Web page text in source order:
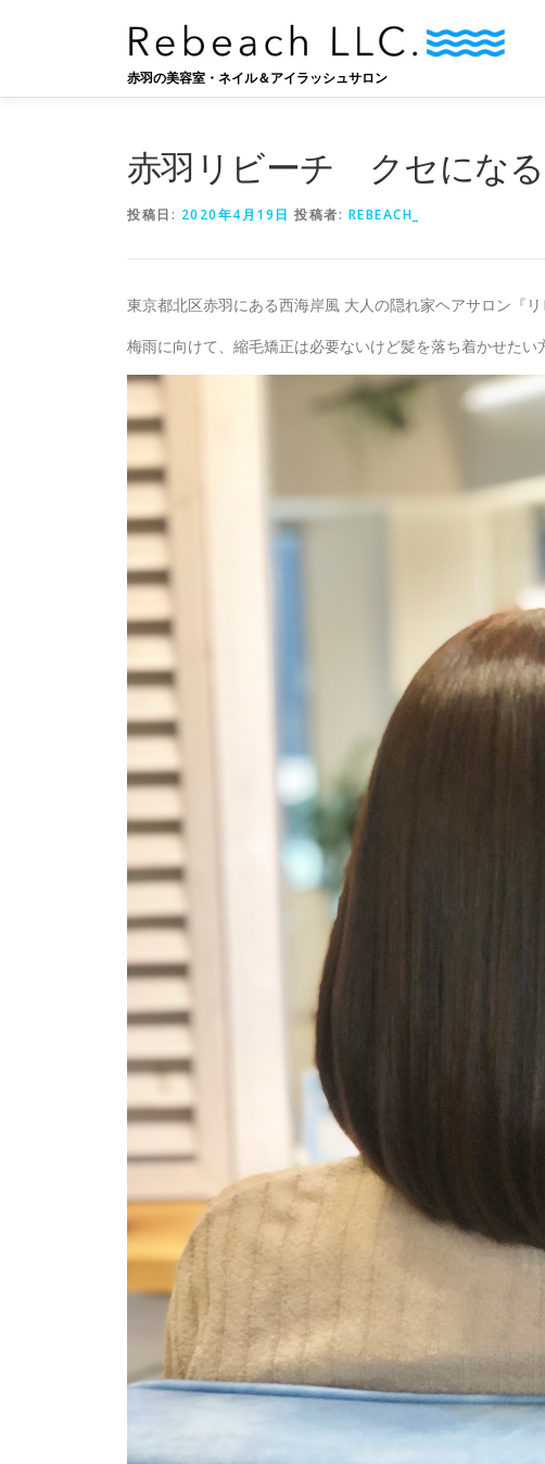
赤羽の美容室・ネイル＆アイラッシュサロン
赤羽リビーチ クセになる
投稿日: 2020年4月19日 投稿者: REBEACH_
東京都北区赤羽にある西海岸風 大人の隠れ家ヘアサロン『リ
梅雨に向けて、縮毛矯正は必要ないけど髪を落ち着かせた